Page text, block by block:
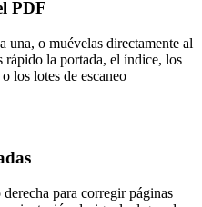
PDF
una, o muévelas directamente al
la portada, el índice, los
los lotes de escaneo
para corregir páginas